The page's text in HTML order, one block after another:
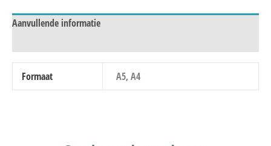
Aanvullende informatie
Formaat A5, A4